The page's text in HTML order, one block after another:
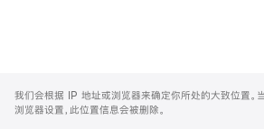
Footer
我们会根据 IP 地址或浏览器来确定你所处的大致位置。
浏览器设置，此位置信息会被删除。